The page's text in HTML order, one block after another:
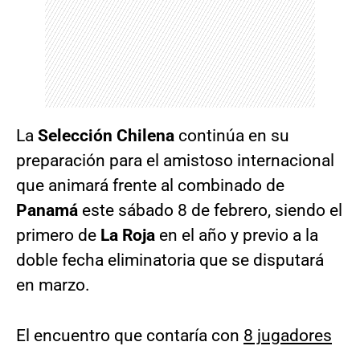
La Selección Chilena continúa en su
preparación para el amistoso internacional
que animará frente al combinado de
Panamá este sábado 8 de febrero, siendo el
primero de La Roja en el año y previo a la
doble fecha eliminatoria que se disputará
en marzo.
El encuentro que contaría con 8 jugadores